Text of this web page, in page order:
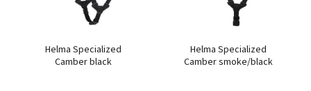
Helma Specialized
Camber black
Helma Specialized
Camber smoke/black